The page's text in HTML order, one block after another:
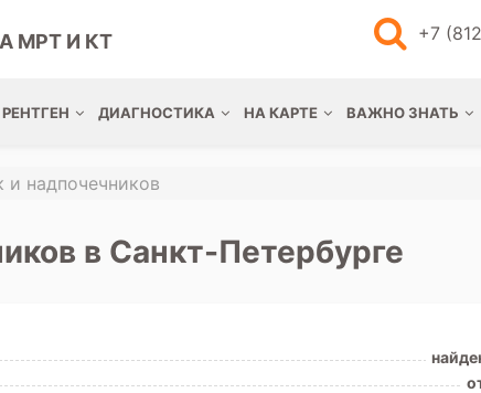
МРТ И КТ +7
РЕНТГЕН ДИАГНОСТИКА НА КАРТЕ ВАЖНО ЗНАТЬ
и надпочечников
в Санкт-Петербурге